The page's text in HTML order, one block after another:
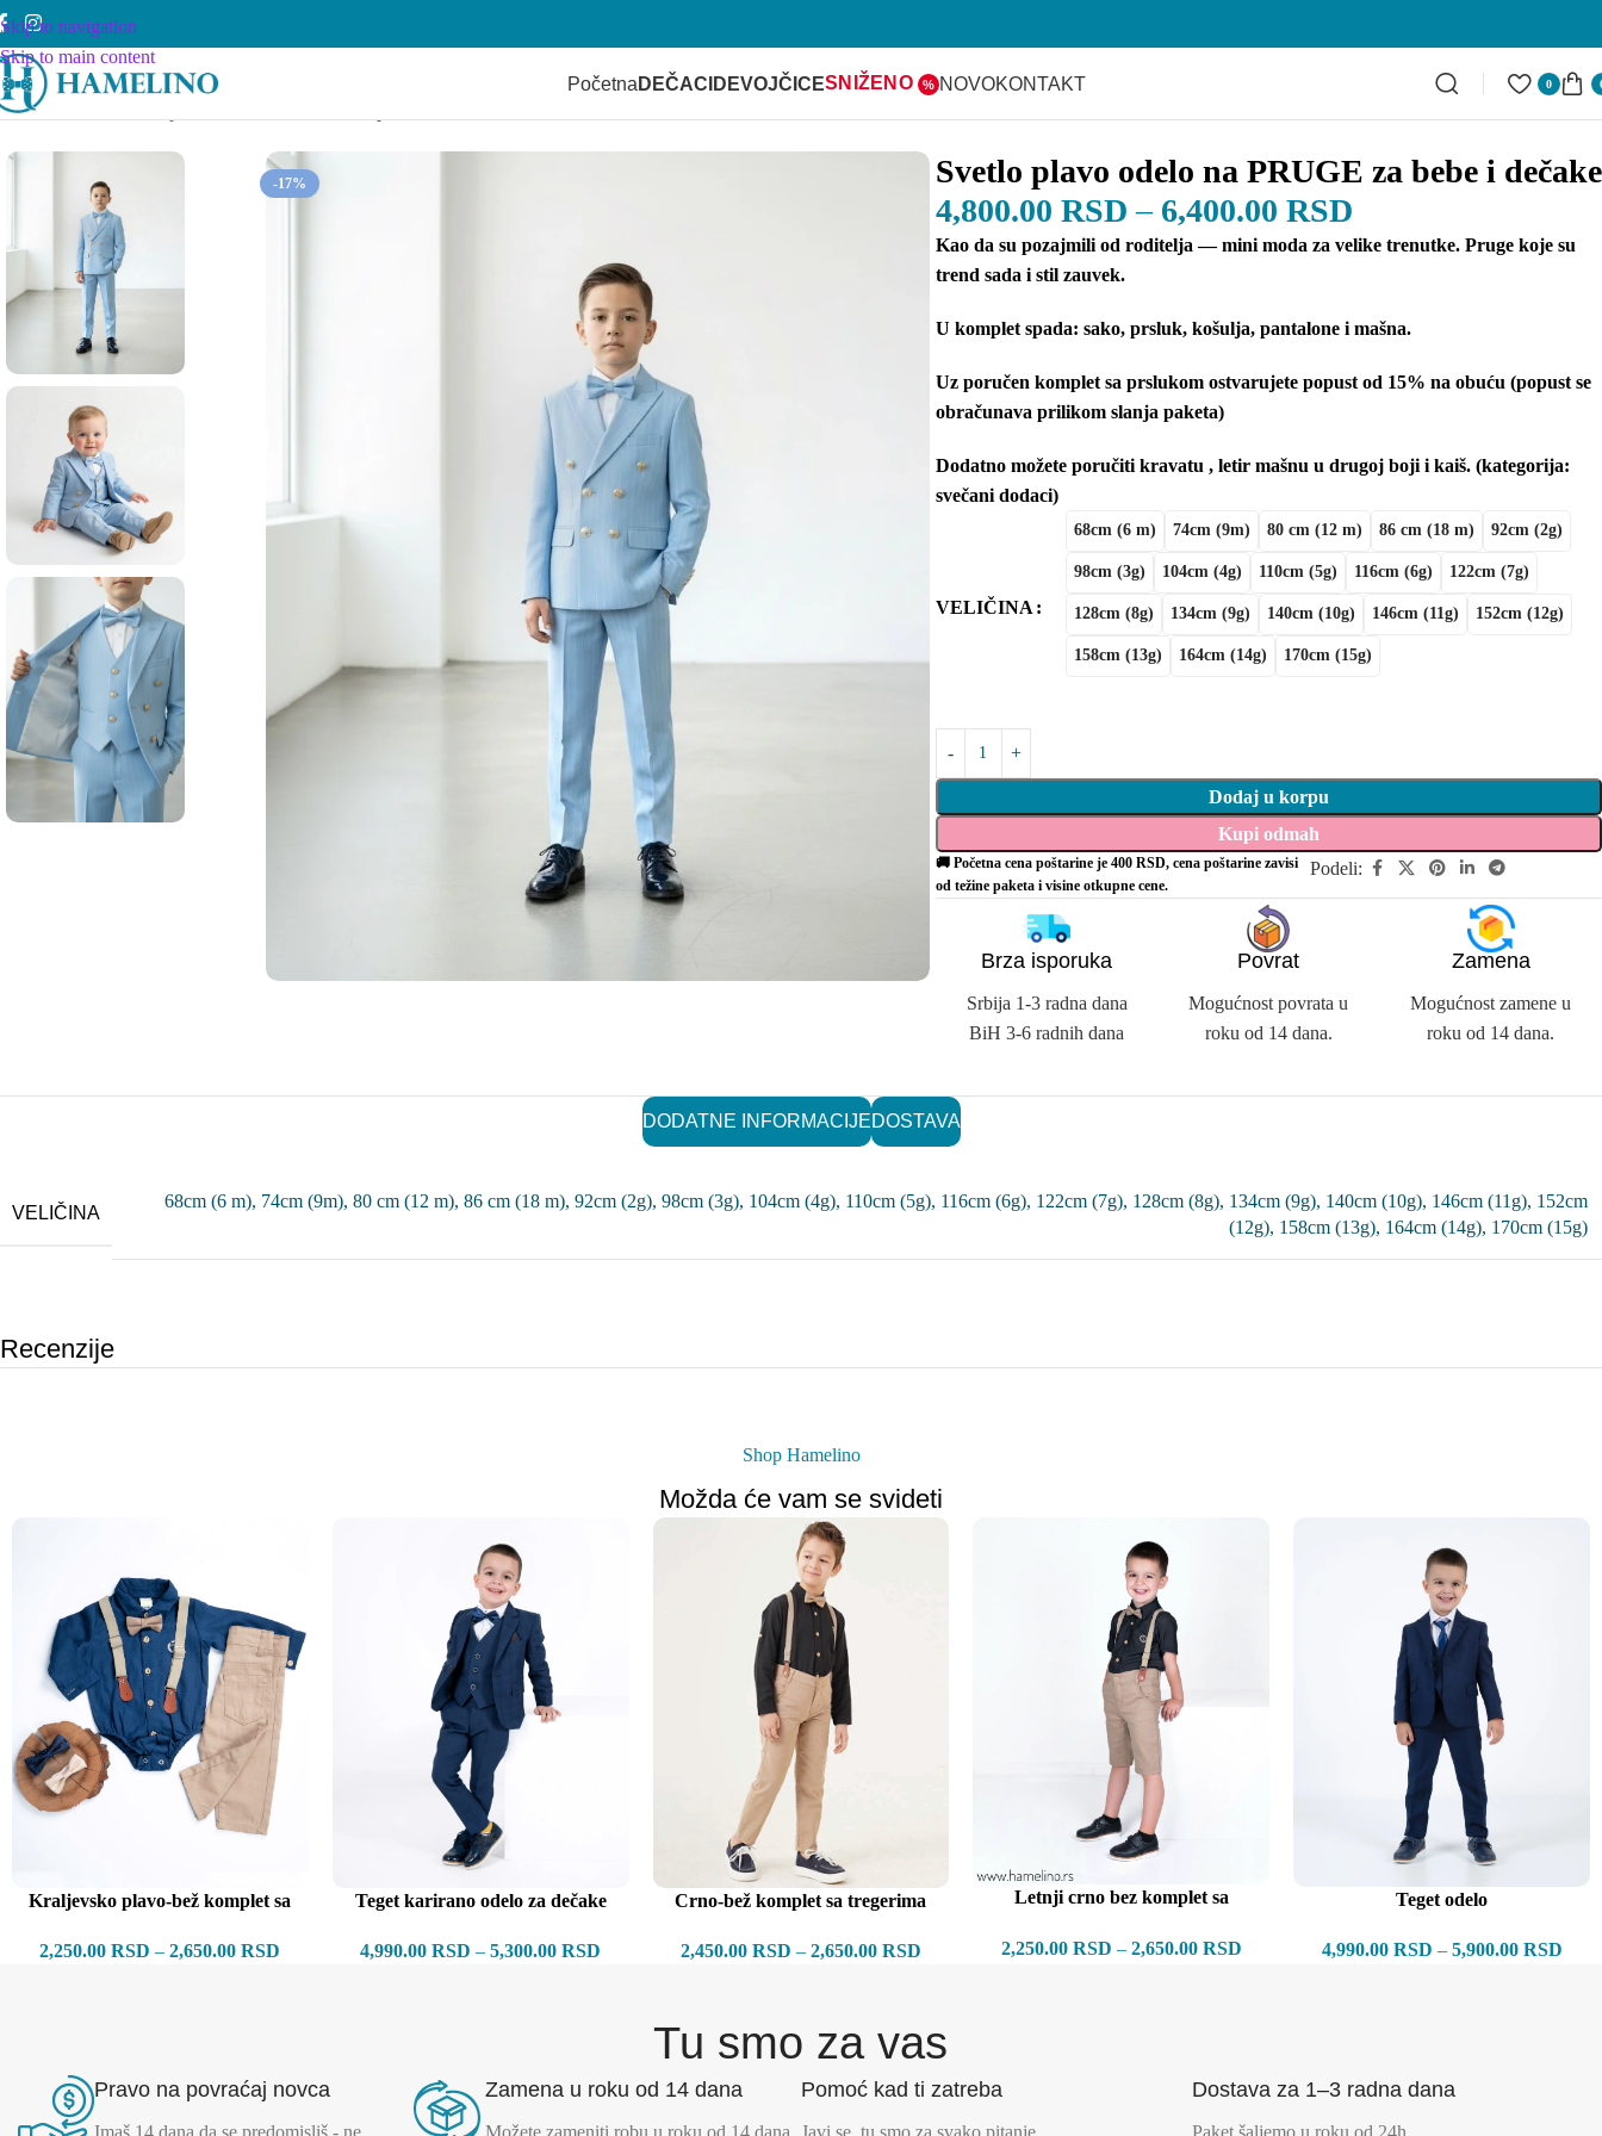
Skip to navigation
Skip to main content
Početna DEČACI DEVOJČICESNIŽENO % NOVOKONTAKT 0
Почетна
-17%
Svetlo plavo odelo na PRUGE za bebe i dečake
4,800.00 RSD – 6,400.00 RSD
Kao da su pozajmili od roditelja — mini moda za velike trenutke. Pruge koje su
trend sada i stil zauvek.
U komplet spada: sako, prsluk, košulja, pantalone i mašna.
Uz poručen komplet sa prslukom ostvarujete popust od 15% na obuću (popust se
obračunava prilikom slanja paketa)
Dodatno možete poručiti kravatu , letir mašnu u drugoj boji i kaiš. (kategorija:
svečani dodaci)
VELIČINA
68cm (6 m) 74cm (9m) 80 cm (12 m) 86 cm (18 m) 92cm (2g)
98cm (3g) 104cm (4g) 110cm (5g) 116cm (6g) 122cm (7g)
128cm (8g) 134cm (9g) 140cm (10g) 146cm (11g) 152cm (12g)
158cm (13g) 164cm (14g) 170cm (15g)
Dodaj u korpu
Kupi odmah
🚚 Početna cena poštarine je 400 RSD, cena poštarine zavisi
od težine paketa i visine otkupne cene.
Podeli:
Brza isporuka
Srbija 1-3 radna dana
BiH 3-6 radnih dana
Povrat
Mogućnost povrata u
roku od 14 dana.
Zamena
Mogućnost zamene u
roku od 14 dana.
DODATNE INFORMACIJEDOSTAVA
VELIČINA
68cm (6 m), 74cm (9m), 80 cm (12 m), 86 cm (18 m), 92cm (2g), 98cm (3g), 104cm (4g), 110cm (5g), 116cm (6g), 122cm (7g), 128cm (8g), 134cm (9g), 140cm (10g), 146cm (11g), 152cm
(12g), 158cm (13g), 164cm (14g), 170cm (15g)
Recenzije
Shop Hamelino
Možda će vam se svideti
Kraljevsko plavo-bež komplet sa
2,250.00RSD – 2,650.00RSD
Teget karirano odelo za dečake
4,990.00RSD – 5,300.00RSD
Crno-bež komplet sa tregerima
2,450.00 RSD – 2,650.00 RSD
Letnji crno bez komplet sa
2,250.00 RSD – 2,650.00 RSD
Teget odelo
4,990.00 RSD – 5,900.00 RSD
Tu smo za vas
Pravo na povraćaj novca Zamena u roku od 14 dana Pomoć kad ti zatreba Dostava za 1–3 radna dana